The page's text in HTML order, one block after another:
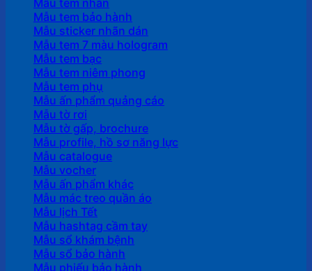
Mẫu tem bảo hành
Mẫu sticker nhãn dán
Mẫu tem 7 màu hologram
Mẫu tem bạc
Mẫu tem niêm phong
Mẫu tem phụ
Mẫu ấn phẩm quảng cáo
Mẫu tờ rơi
Mẫu tờ gấp, brochure
Mẫu profile, hồ sơ năng lực
Mẫu catalogue
Mẫu vocher
Mẫu ấn phẩm khác
Mẫu mác treo quần áo
Mẫu lịch Tết
Mẫu hashtag cầm tay
Mẫu sổ khám bệnh
Mẫu sổ bảo hành
Mẫu phiếu bảo hành